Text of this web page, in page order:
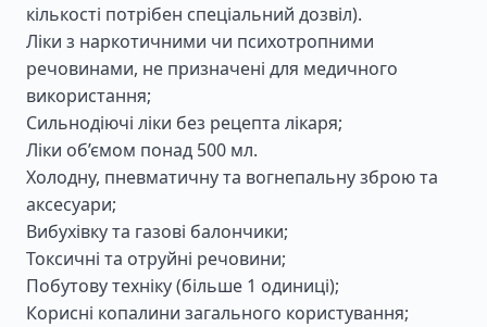
кількості потрібен спеціальний дозвіл).
Ліки з наркотичними чи психотропними
речовинами, не призначені для медичного
використання;
Сильнодіючі ліки без рецепта лікаря;
Ліки об’ємом понад 500 мл.
Холодну, пневматичну та вогнепальну зброю та
аксесуари;
Вибухівку та газові балончики;
Токсичні та отруйні речовини;
Побутову техніку (більше 1 одиниці);
Корисні копалини загального користування;